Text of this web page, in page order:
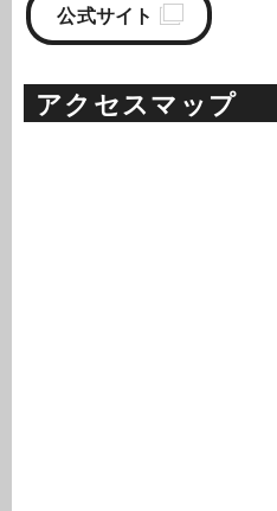
公式サイト
アクセスマップ